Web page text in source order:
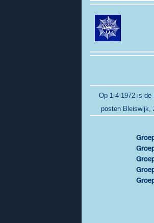
Op 1-4-1972 is de
posten Bleiswijk,